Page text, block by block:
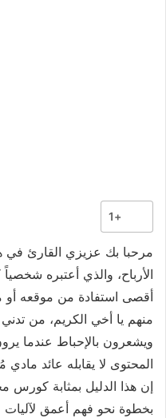
+1
مرحبا بك عزيزي القارئ في
الأرباح، والذي أعتبره
أقصى استفادة من موقعه أو
منهم يا أخي الكريم، من
ويشعرون بالإحباط عندما
المحتوى لا يقابله عائد
إن هذا الدليل بمثابة
بخطوة نحو فهم أعمق